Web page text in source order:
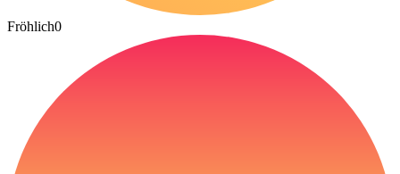
Fröhlich0